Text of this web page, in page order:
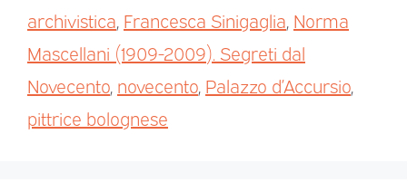
archivistica Francesca Sinigaglia Norma
Mascellani (1909-2009). Segreti dal
Novecento novecento Palazzo d’Accursio
pittrice bolognese